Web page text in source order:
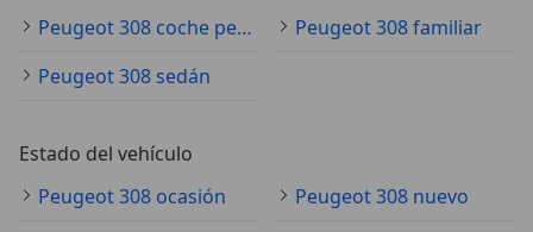
Peugeot 308 coche pequeño
Peugeot 308 familiar
Peugeot 308 sedán
Estado del vehículo
Peugeot 308 ocasión
Peugeot 308 nuevo